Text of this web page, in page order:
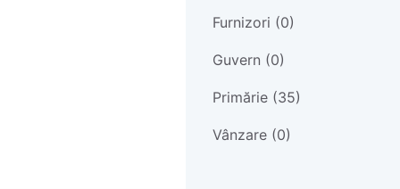
Furnizori (0)
Guvern (0)
Primărie (35)
Vânzare (0)